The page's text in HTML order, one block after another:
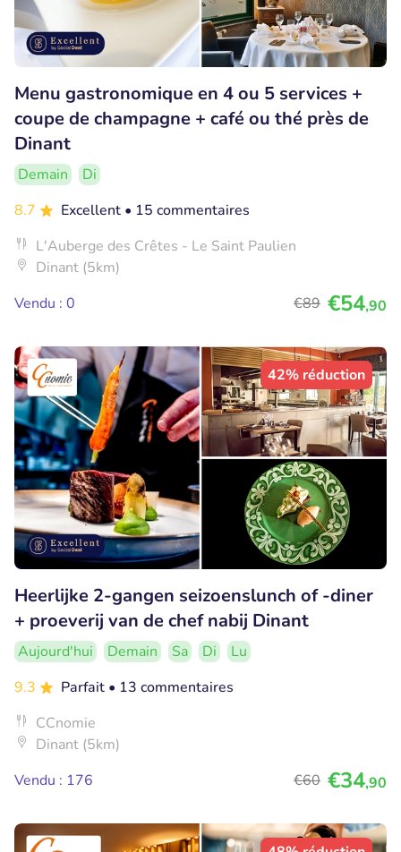
Menu gastronomique en 4 ou 5 services +
coupe de champagne + café ou thé près de
Dinant
Demain
Di
8.7
Excellent • 15 commentaires
L'Auberge des Crêtes - Le Saint Paulien
Dinant (5km)
Vendu : 0
€89 €54,90
42% réduction
Heerlijke 2-gangen seizoenslunch of -diner
+ proeverij van de chef nabij Dinant
Aujourd'hui Demain Sa Di
Lu
9.3
Parfait • 13 commentaires
CCnomie
Dinant (5km)
Vendu : 176
€60 €34,90